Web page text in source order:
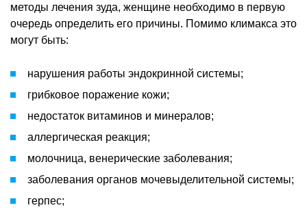
методы лечения зуда, женщине необходимо в первую
очередь определить его причины. Помимо климакса это
могут быть:
нарушения работы эндокринной системы;
грибковое поражение кожи;
недостаток витаминов и минералов;
аллергическая реакция;
молочница, венерические заболевания;
заболевания органов мочевыделительной системы;
герпес;